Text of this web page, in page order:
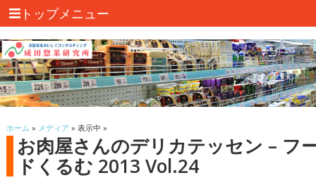
トップメニュー
ホーム » メディア » 表示中 »
お肉屋さんのデリカテッセン – フ
ドくるむ 2013 Vol.24